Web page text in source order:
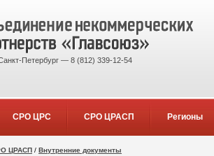
Петербург — 8 (812) 339-12-54
СРО ЦРС СРО ЦРАСП Регионы
ЦРАСП / Внутренние документы